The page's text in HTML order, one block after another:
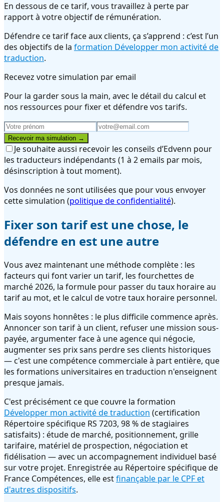
En dessous de ce tarif, vous travaillez à perte par
rapport à votre objectif de rémunération.
Défendre ce tarif face aux clients, ça s’apprend : c’est l’un
des objectifs de la formation Développer mon activité de
traduction.
Recevez votre simulation par email
Pour la garder sous la main, avec le détail du calcul et
nos ressources pour fixer et défendre vos tarifs.
Recevoir ma simulation →
Je souhaite aussi recevoir les conseils d’Edvenn pour
les traducteurs indépendants (1 à 2 emails par mois,
désinscription à tout moment).
Vos données ne sont utilisées que pour vous envoyer
cette simulation (politique de confidentialité).
Fixer son tarif est une chose, le
défendre en est une autre
Vous avez maintenant une méthode complète : les
facteurs qui font varier un tarif, les fourchettes de
marché 2026, la formule pour passer du taux horaire au
tarif au mot, et le calcul de votre taux horaire personnel.
Mais soyons honnêtes : le plus difficile commence après.
Annoncer son tarif à un client, refuser une mission sous-
payée, argumenter face à une agence qui négocie,
augmenter ses prix sans perdre ses clients historiques
— c'est une compétence commerciale à part entière, que
les formations universitaires en traduction n'enseignent
presque jamais.
C'est précisément ce que couvre la formation
Développer mon activité de traduction (certification
Répertoire spécifique RS 7203, 98 % de stagiaires
satisfaits) : étude de marché, positionnement, grille
tarifaire, matériel de prospection, négociation et
fidélisation — avec un accompagnement individuel basé
sur votre projet. Enregistrée au Répertoire spécifique de
France Compétences, elle estfinançable par le CPF et
d'autres dispositifs.